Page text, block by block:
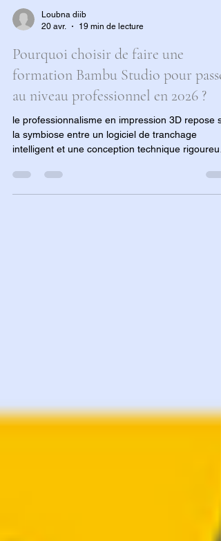
20 avr.
19 min de lecture
Pourquoi choisir de faire une
formation Bambu Studio pour passer
au niveau professionnel en 2026 ?
le professionnalisme en impression 3D repose
intelligent et une conception technique